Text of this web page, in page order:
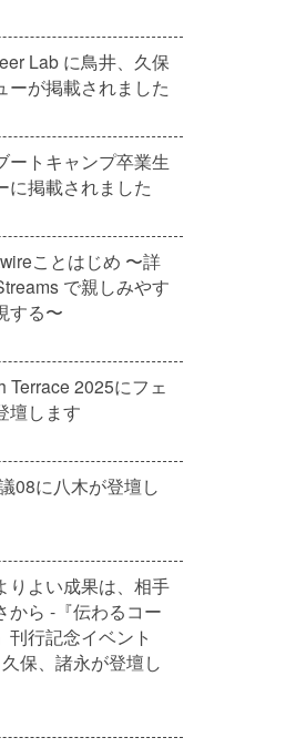
Lab に鳥井、久保
ーが掲載されました
ートキャンプ卒業生
に掲載されました
ことはじめ 〜詳
で親しみやす
する〜
Terrace 2025にフェ
壇します
08に八木が登壇し
りよい成果は、相手
から -『伝わるコー
刊行記念イベント
保、諸永が登壇し